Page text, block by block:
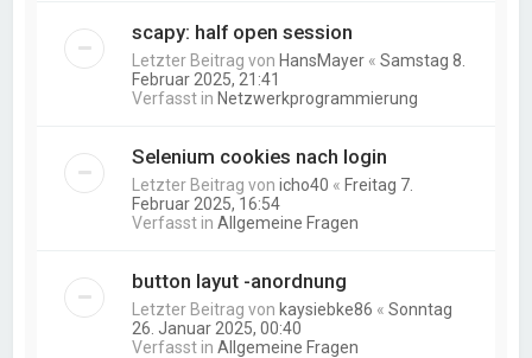
scapy: half open session
Letzter Beitrag von HansMayer «Samstag 8.
Februar 2025, 21:41
Verfasst in Netzwerkprogrammierung
Selenium cookies nach login
Letzter Beitrag vonicho40 « Freitag 7.
Februar 2025, 16:54
Verfasst inAllgemeine Fragen
button layut -anordnung
Letzter Beitrag von kaysiebke86 «Sonntag
26. Januar 2025, 00:40
Verfasst inAllgemeine Fragen